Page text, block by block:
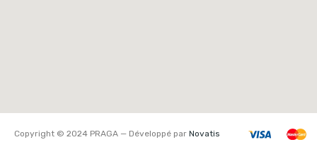
Copyright © 2024 PRAGA — Développé par Novatis